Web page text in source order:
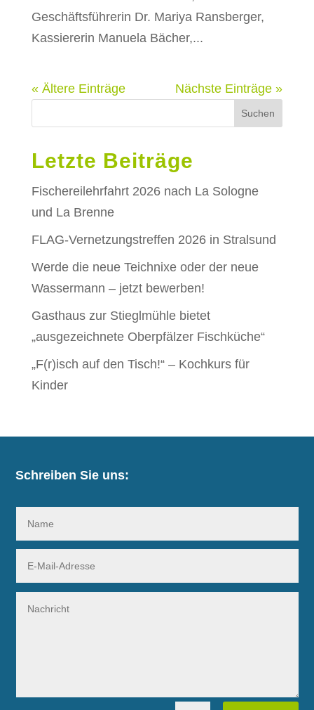
Geschäftsführerin Dr. Mariya Ransberger,
Kassiererin Manuela Bächer,...
« Ältere Einträge Nächste Einträge »
Suchen
Letzte Beiträge
Fischereilehrfahrt 2026 nach La Sologne
und La Brenne
FLAG-Vernetzungstreffen 2026 in Stralsund
Werde die neue Teichnixe oder der neue
Wassermann – jetzt bewerben!
Gasthaus zur Stieglmühle bietet
„ausgezeichnete Oberpfälzer Fischküche“
„F(r)isch auf den Tisch!“ – Kochkurs für
Kinder
Schreiben Sie uns: